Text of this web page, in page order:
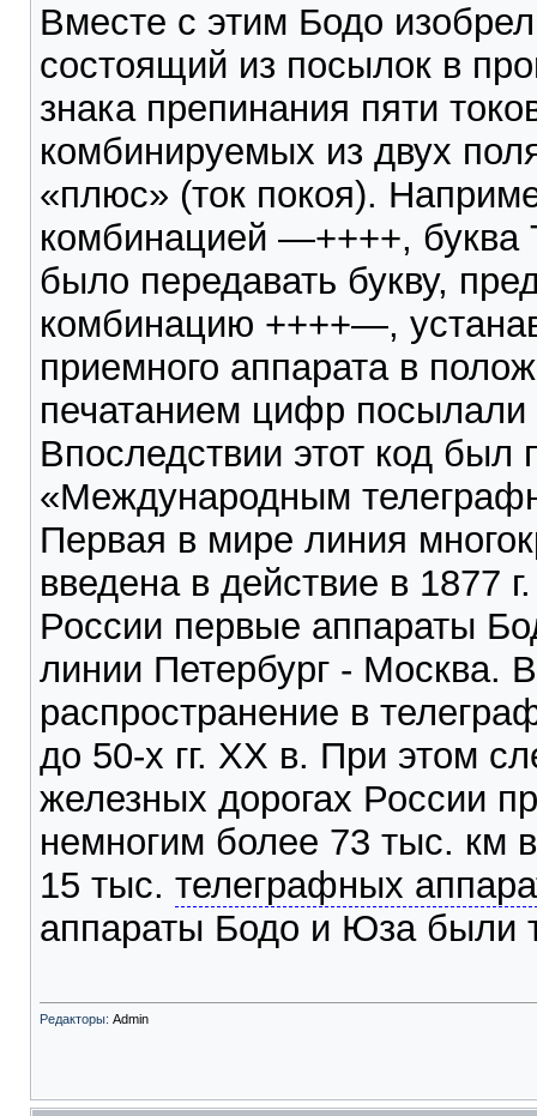
Вместе с этим Бодо
состоящий из посылок в
знака препинания пяти
комбинируемых из двух
«плюс» (ток покоя).
комбинацией —++++,
было передавать букву,
комбинацию ++++—,
приемного аппарата в
печатанием цифр
Впоследствии этот код был
«Международным
Первая в мире линия
введена в действие в
России первые аппараты
линии Петербург - Москва.
распространение в
до 50-х гг. XX в. При этом
железных дорогах России
немногим более 73 тыс. км
15 тыс. телеграфных
аппараты Бодо и Юза были
Редакторы: Admin